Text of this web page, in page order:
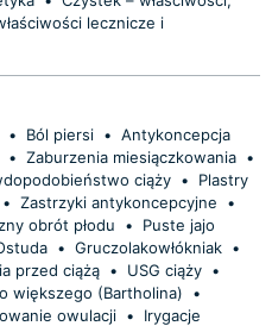
lecznicze i
• Ból piersi • Antykoncepcja
• Zaburzenia miesiączkowania •
ciąży •
Plastry
• Zastrzyki antykoncepcyjne
•
obrót płodu •
Puste jajo
• Gruczolakowłókniak •
przed ciążą • USG ciąży •
większego (Bartholina)
•
owulacji •
Irygacje